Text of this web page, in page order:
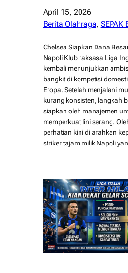
April 15, 2026
Berita Olahraga, SEPAK
Chelsea Siapkan Dana
Napoli Klub raksasa Liga
kembali menunjukkan
bangkit di kompetisi
Eropa. Setelah menjalani
kurang konsisten, langkah
siapkan oleh manajemen
memperkuat lini serang.
perhatian kini di arahkan
striker tajam milik Napoli